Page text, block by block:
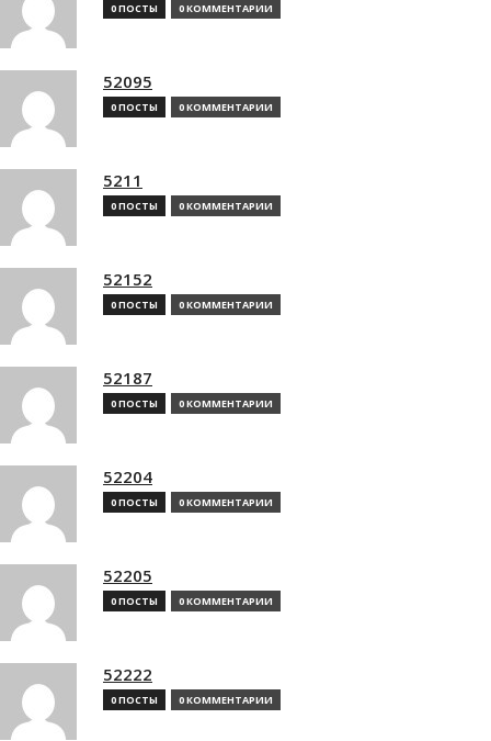
0 ПОСТЫ 0 КОММЕНТАРИИ
52095
0 ПОСТЫ 0 КОММЕНТАРИИ
5211
0 ПОСТЫ 0 КОММЕНТАРИИ
52152
0 ПОСТЫ 0 КОММЕНТАРИИ
52187
0 ПОСТЫ 0 КОММЕНТАРИИ
52204
0 ПОСТЫ 0 КОММЕНТАРИИ
52205
0 ПОСТЫ 0 КОММЕНТАРИИ
52222
0 ПОСТЫ 0 КОММЕНТАРИИ